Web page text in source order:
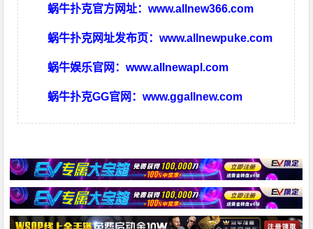
蜗牛扑克官方网址：www.allnew366.com
蜗牛扑克网址发布页：www.allnewpuke.com
蜗牛娱乐官网：www.allnewapl.com
蜗牛扑克GG官网：www.ggallnew.com